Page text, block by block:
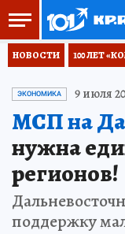
НОВОСТИ 100 ЛЕТ
ЭКОНОМИКА 9 июля
МСП на
нужна
регионов!
поддержку